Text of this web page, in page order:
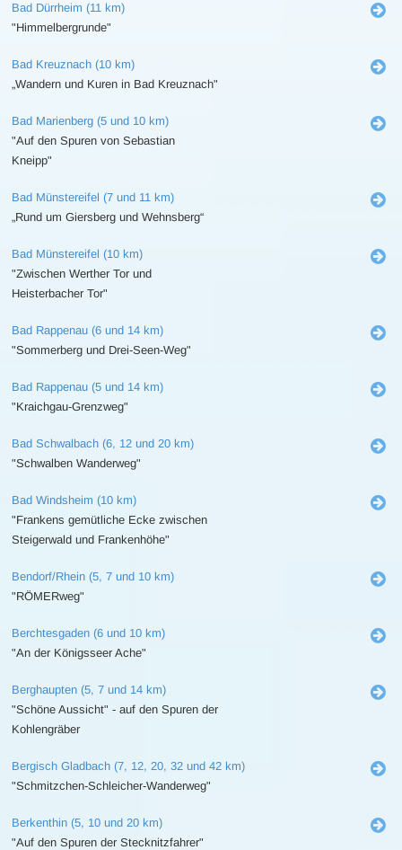
Bad Dürrheim (11 km)
"Himmelbergrunde"
Bad Kreuznach (10 km)
„Wandern und Kuren in Bad Kreuznach"
Bad Marienberg (5 und 10 km)
"Auf den Spuren von Sebastian
Kneipp"
Bad Münstereifel (7 und 11 km)
„Rund um Giersberg und Wehnsberg“
Bad Münstereifel (10 km)
"Zwischen Werther Tor und
Heisterbacher Tor"
Bad Rappenau (6 und 14 km)
"Sommerberg und Drei-Seen-Weg"
Bad Rappenau (5 und 14 km)
"Kraichgau-Grenzweg"
Bad Schwalbach (6, 12 und 20 km)
"Schwalben Wanderweg"
Bad Windsheim (10 km)
"Frankens gemütliche Ecke zwischen
Steigerwald und Frankenhöhe"
Bendorf/Rhein (5, 7 und 10 km)
"RÖMERweg"
Berchtesgaden (6 und 10 km)
"An der Königsseer Ache"
Berghaupten (5, 7 und 14 km)
"Schöne Aussicht" - auf den Spuren der
Kohlengräber
Bergisch Gladbach (7, 12, 20, 32 und 42 km)
"Schmitzchen-Schleicher-Wanderweg"
Berkenthin (5, 10 und 20 km)
"Auf den Spuren der Stecknitzfahrer"